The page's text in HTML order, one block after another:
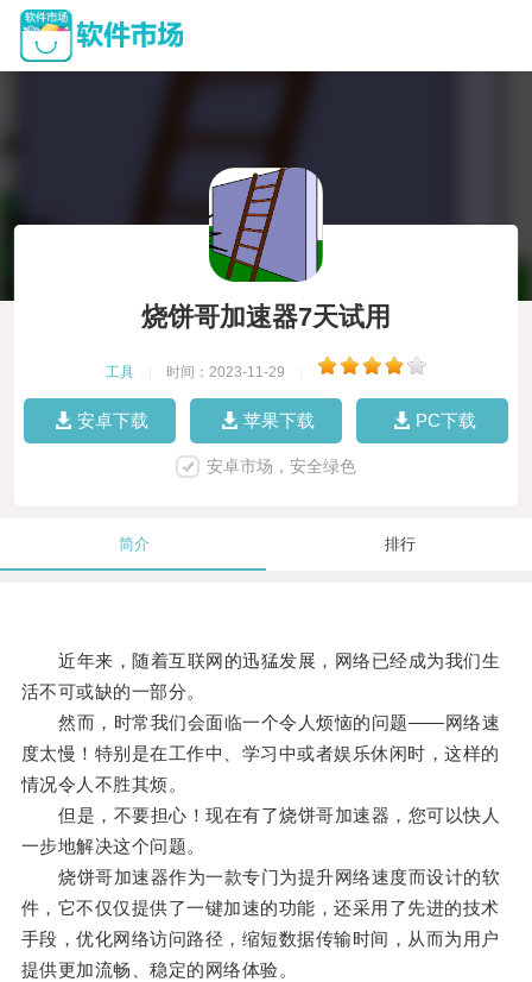
烧饼哥加速器7天试用
工具 时间：2023-11-29
安卓下载 苹果下载 PC下载
安卓市场，安全绿色
简介 排行
近年来，随着互联网的迅猛发展，网络已经成为我们生
活不可或缺的一部分。
然而，时常我们会面临一个令人烦恼的问题——网络速
度太慢！特别是在工作中、学习中或者娱乐休闲时，这样的
情况令人不胜其烦。
但是，不要担心！现在有了烧饼哥加速器，您可以快人
一步地解决这个问题。
烧饼哥加速器作为一款专门为提升网络速度而设计的软
件，它不仅仅提供了一键加速的功能，还采用了先进的技术
手段，优化网络访问路径，缩短数据传输时间，从而为用户
提供更加流畅、稳定的网络体验。